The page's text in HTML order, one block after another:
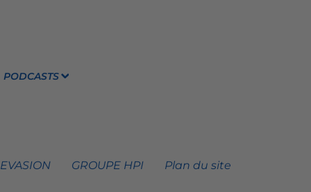
PODCASTS
GROUPE HPI Plan du site